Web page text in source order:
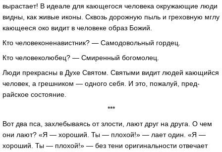
вырастает! В идеале для кающегося человека окружающие люди
видны, как живые иконы. Сквозь дорожную пыль и греховную мглу
кающееся око видит в человеке образ Божий.
Кто человеконенавистник? — Самодовольный гордец.
Кто человеколюбец? — Смиренный богомолец.
Люди прекрасны в Духе Святом. Святыми видит людей кающийся
человек, а грешником — одного себя. И это, пожалуй, пред-
райское состояние.
***
Вот два пса, захлебываясь от злости, лают друг на друга. О чем
они лают? «Я — хороший. Ты — плохой!» — лает один. «Я —
хороший. Ты — плохой!» — без тени оригинальности отвечает